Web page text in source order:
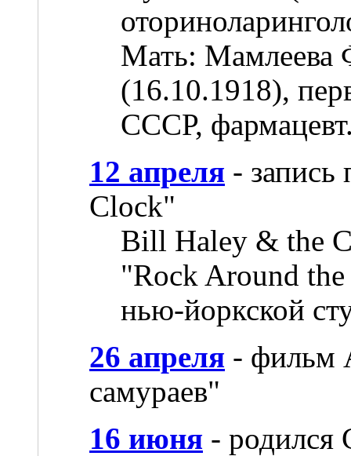
Мать: Мамлеева
(16.10.1918),
СССР,
12 апреля -
Clock"
Bill Haley & the
"Rock Around
нью-йоркской
26 апреля - фильм
самураев"
16 июня - родился